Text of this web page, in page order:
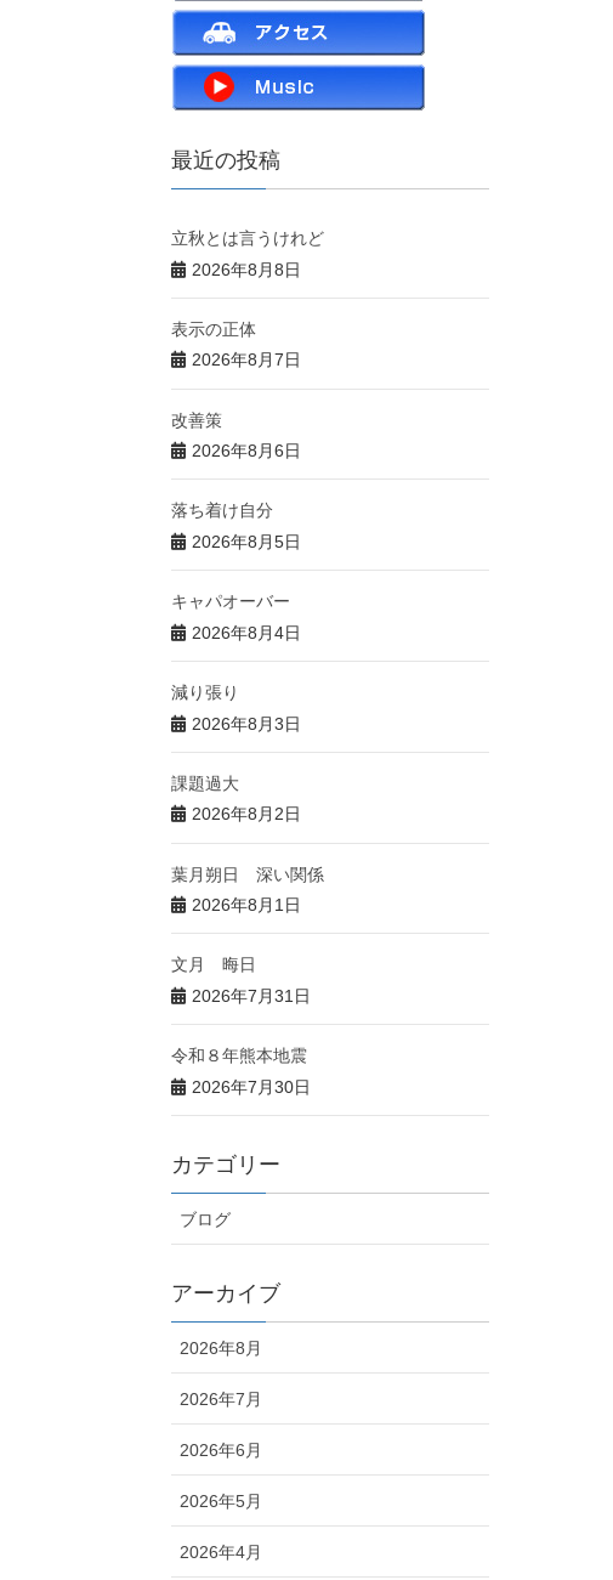
最近の投稿
立秋とは言うけれど
2026年8月8日
表示の正体
2026年8月7日
改善策
2026年8月6日
落ち着け自分
2026年8月5日
キャパオーバー
2026年8月4日
減り張り
2026年8月3日
課題過大
2026年8月2日
葉月朔日 深い関係
2026年8月1日
文月 晦日
2026年7月31日
令和８年熊本地震
2026年7月30日
カテゴリー
ブログ
アーカイブ
2026年8月
2026年7月
2026年6月
2026年5月
2026年4月